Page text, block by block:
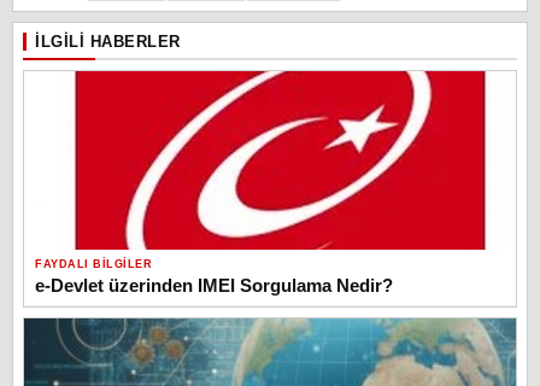
İLGILI HABERLER
FAYDALI BILGILER
e-Devlet üzerinden IMEI Sorgulama Nedir?